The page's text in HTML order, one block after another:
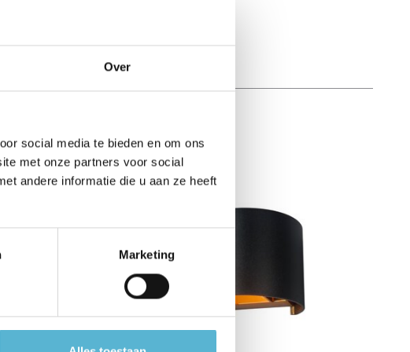
Over
social media te bieden en om ons
met onze partners voor social
andere informatie die u aan ze heeft
Marketing